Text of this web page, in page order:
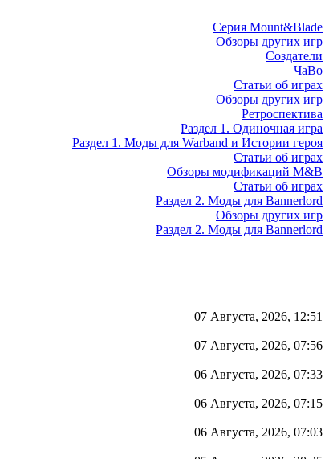
Серия Mount&Blade
Обзоры других игр
Создатели
ЧаВо
Статьи об играх
Обзоры других игр
Ретроспектива
Раздел 1. Одиночная игра
Раздел 1. Моды для Warband и Истории героя
Статьи об играх
Обзоры модификаций M&B
Статьи об играх
Раздел 2. Моды для Bannerlord
Обзоры других игр
Раздел 2. Моды для Bannerlord
07 Августа, 2026, 12:51
07 Августа, 2026, 07:56
06 Августа, 2026, 07:33
06 Августа, 2026, 07:15
06 Августа, 2026, 07:03